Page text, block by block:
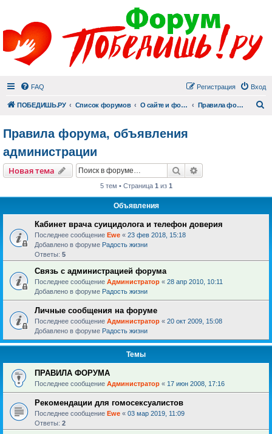
FAQ Вход
Регистрация
ПОБЕДИШЬ.РУ Список форумов О сайте и форуме Правила форума, объявления администрации
Правила форума, объявления
администрации
Новая тема Поиск
5 тем • Страница 1 из 1
Объявления
Кабинет врача суицидолога и телефон доверия
Последнее сообщение Ewe « 23 фев 2018, 15:18
Добавлено в форуме Радость жизни
Ответы: 5
Связь с администрацией форума
Последнее сообщение Администратор « 28 апр 2010, 10:11
Добавлено в форуме Радость жизни
Личные сообщения на форуме
Последнее сообщение Администратор « 20 окт 2009, 15:08
Добавлено в форуме Радость жизни
Темы
ПРАВИЛА ФОРУМА
Последнее сообщение Администратор « 17 июн 2008, 17:16
Рекомендации для гомосексуалистов
Последнее сообщение Ewe « 03 мар 2019, 11:09
Ответы: 2